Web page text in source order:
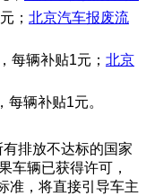
； 北京汽车报废流
每辆补贴1元； 北京
辆补贴1元。
排放不达标的国家
车辆已获得许可，
准，将直接引导车主